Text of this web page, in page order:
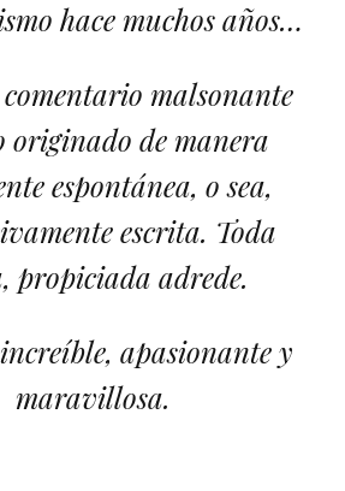
hace muchos años…
malsonante
originado de manera
espontánea, o sea,
escrita. Toda
propiciada adrede.
apasionante y
maravillosa.